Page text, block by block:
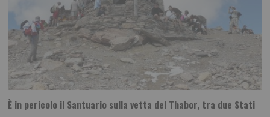
È in pericolo il Santuario sulla vetta del Thabor, tra due Stati